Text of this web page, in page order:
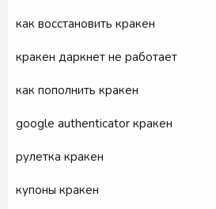
как восстановить кракен
кракен даркнет не работает
как пополнить кракен
google authenticator кракен
рулетка кракен
купоны кракен